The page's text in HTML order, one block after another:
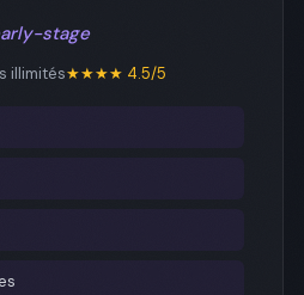
stage
illimités★★★★ 4.5/5